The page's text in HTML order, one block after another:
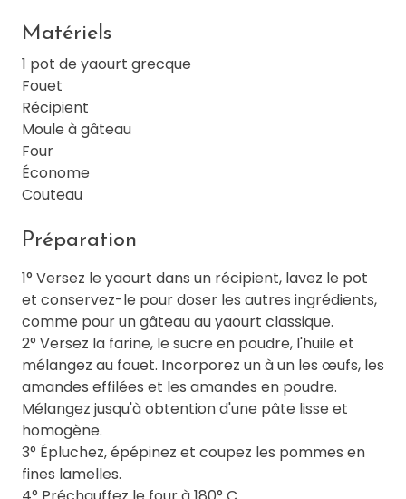
Matériels
1 pot de yaourt grecque
Fouet
Récipient
Moule à gâteau
Four
Économe
Couteau
Préparation
1° Versez le yaourt dans un récipient, lavez le pot
et conservez-le pour doser les autres ingrédients,
comme pour un gâteau au yaourt classique.
2° Versez la farine, le sucre en poudre, l'huile et
mélangez au fouet. Incorporez un à un les œufs, les
amandes effilées et les amandes en poudre.
Mélangez jusqu'à obtention d'une pâte lisse et
homogène.
3° Épluchez, épépinez et coupez les pommes en
fines lamelles.